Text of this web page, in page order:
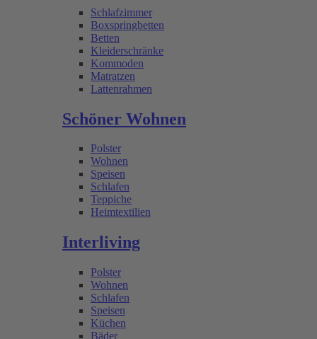
Schlafzimmer
Boxspringbetten
Betten
Kleiderschränke
Kommoden
Matratzen
Lattenrahmen
Schöner Wohnen
Polster
Wohnen
Speisen
Schlafen
Teppiche
Heimtextilien
Interliving
Polster
Wohnen
Schlafen
Speisen
Küchen
Bäder